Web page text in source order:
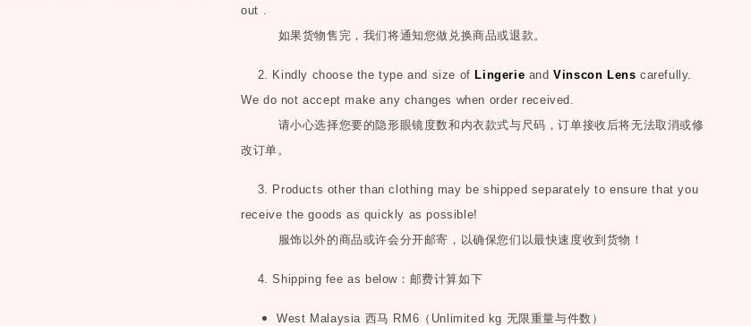
out .
如果货物售完，我们将通知您做兑换商品或退款。
2. Kindly choose the type and size of Lingerie andVinscon Lens carefully.
We do not accept make any changes when order received.
请小心选择您要的隐形眼镜度数和内衣款式与尺码，订单接收后将无法取消或修
改订单。
3. Products other than clothing may be shipped separately to ensure that you
receive the goods as quickly as possible!
服饰以外的商品或许会分开邮寄，以确保您们以最快速度收到货物！
4. Shipping fee as below ：邮费计算如下
West Malaysia 西马 RM6 （ Unlimited kg 无限重量与件数）